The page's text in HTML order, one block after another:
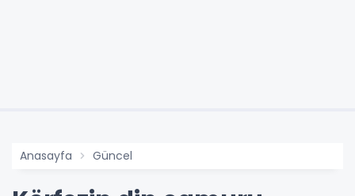
Anasayfa Güncel